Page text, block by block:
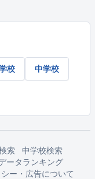
校 中学校
索
中学校検索
ータランキング
ー・広告について